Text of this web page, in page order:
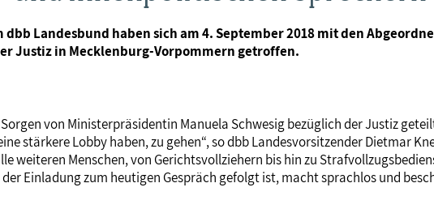
Landesbund haben sich am 4. September 2018 mit den
Justiz in Mecklenburg-Vorpommern getroffen.
von Ministerpräsidentin Manuela Schwesig bezüglich der Justiz
stärkere Lobby haben, zu gehen“, so dbb Landesvorsitzender Dietmar
weiteren Menschen, von Gerichtsvollziehern bis hin zu
Einladung zum heutigen Gespräch gefolgt ist, macht sprachlos und